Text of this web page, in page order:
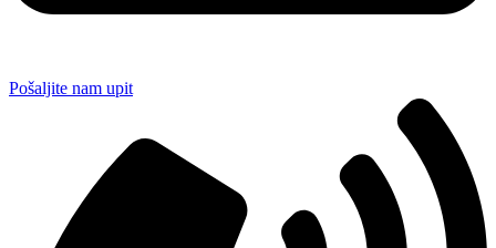
Pošaljite nam upit